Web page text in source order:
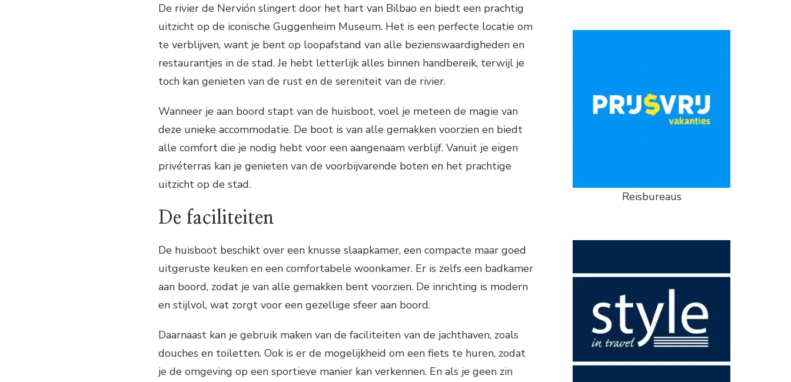
De rivier de Nervión slingert door het hart van Bilbao en biedt een prachtig
uitzicht op de iconische Guggenheim Museum. Het is een perfecte locatie om
te verblijven, want je bent op loopafstand van alle bezienswaardigheden en
restaurantjes in de stad. Je hebt letterlijk alles binnen handbereik, terwijl je
toch kan genieten van de rust en de sereniteit van de rivier.
Wanneer je aan boord stapt van de huisboot, voel je meteen de magie van
deze unieke accommodatie. De boot is van alle gemakken voorzien en biedt
alle comfort die je nodig hebt voor een aangenaam verblijf. Vanuit je eigen
privéterras kan je genieten van de voorbijvarende boten en het prachtige
uitzicht op de stad.
De faciliteiten
De huisboot beschikt over een knusse slaapkamer, een compacte maar goed
uitgeruste keuken en een comfortabele woonkamer. Er is zelfs een badkamer
aan boord, zodat je van alle gemakken bent voorzien. De inrichting is modern
en stijlvol, wat zorgt voor een gezellige sfeer aan boord.
Daarnaast kan je gebruik maken van de faciliteiten van de jachthaven, zoals
douches en toiletten. Ook is er de mogelijkheid om een fiets te huren, zodat
je de omgeving op een sportieve manier kan verkennen. En als je geen zin
Reisbureaus